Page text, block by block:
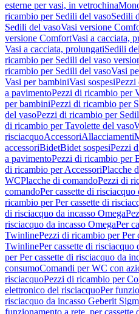
esterne per vasi, in vetrochina
ricambio per Sedili del vasoSedili
Sedili del vasoVasi versione
versione ComfortVasi a cacciata,
Vasi a cacciata, prolungatiSedili
ricambio per Sedili del vaso
ricambio per Sedili del vasoVasi
Vasi per bambiniVasi sospesiPezzi
a pavimentoPezzi di ricambio per
per bambiniPezzi di ricambio per
del vasoPezzi di ricambio per
di ricambio per Tavolette del vaso
risciacquoAccessoriAllacciamenti
accessoriBidetBidet sospesiPezzi
a pavimentoPezzi di ricambio per
di ricambio per AccessoriPlacche
WCPlacche di comandoPezzi di
comandoPer cassette di risciacquo
ricambio per Per cassette di
di risciacquo da incasso Omega
risciacquo da incasso OmegaPer
TwinlinePezzi di ricambio per Per
TwinlinePer cassette di risciacquo
per Per cassette di risciacquo da
consumoComandi per WC con
risciacquoPezzi di ricambio per
elettronico del risciacquoPer
risciacquo da incasso Geberit
funzionamento a rete, per